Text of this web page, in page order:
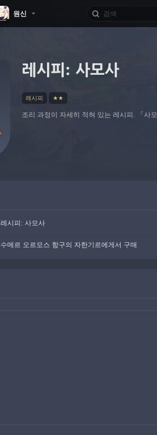
원신
레시피: 사모사
레시피 ★★
조리 과정이 자세히 적혀 있는 레시피. 「사
레시피: 사모사
수메르 오르모스 항구의 자한기르에게서 구매